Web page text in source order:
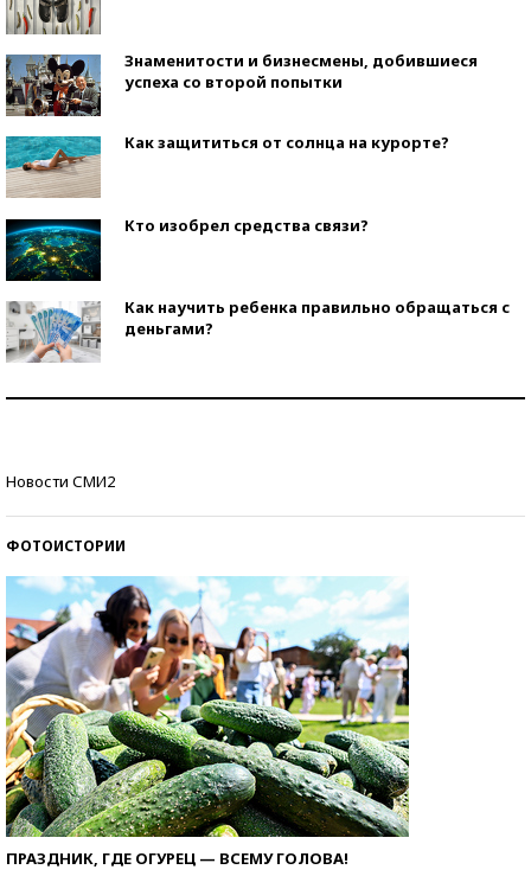
Знаменитости и бизнесмены, добившиеся
успеха со второй попытки
Как защититься от солнца на курорте?
Кто изобрел средства связи?
Как научить ребенка правильно обращаться с
деньгами?
Новости СМИ2
ФОТОИСТОРИИ
ПРАЗДНИК, ГДЕ ОГУРЕЦ — ВСЕМУ ГОЛОВА!